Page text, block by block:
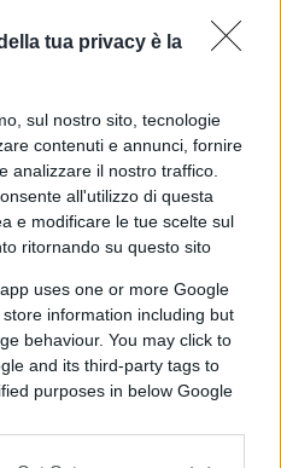
tua privacy è la
sul nostro sito, tecnologie
contenuti e annunci, fornire
analizzare il nostro traffico.
all'utilizzo di questa
e modificare le tue scelte sul
ritornando su questo sito
uses one or more Google
information including but
behaviour. You may click to
and its third-party tags to
purposes in below Google
diffidare della
garanzie processuali
politico. Le
proteggere gli
per impedire che il
esercitato senza
È un principio
il liberalismo
della forza, della
della capacità di